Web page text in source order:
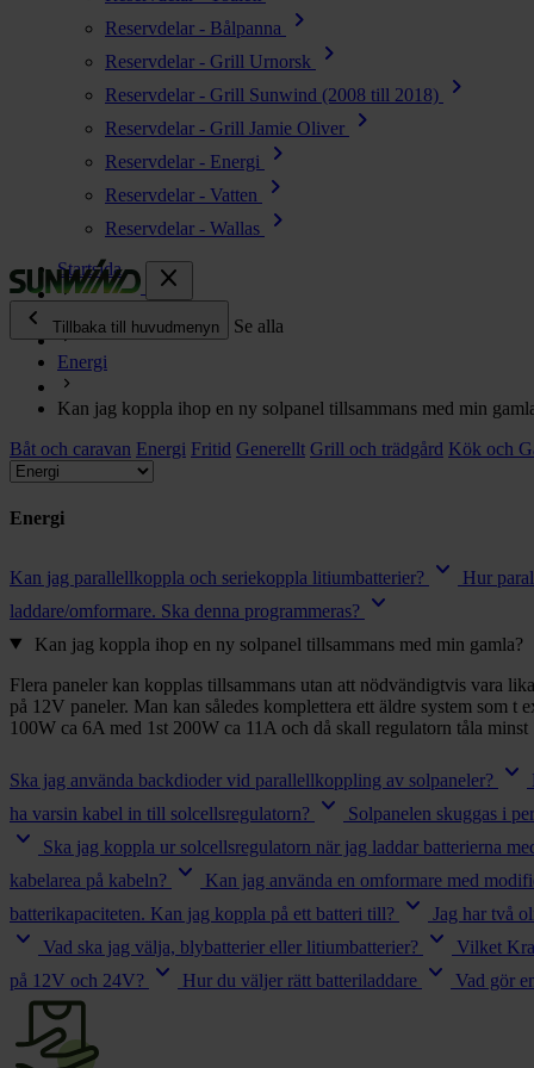
Reservdelar - Bålpanna chevron_right
Reservdelar - Grill Urnorsk chevron_right
Reservdelar - Grill Sunwind (2008 till 2018) chevron_right
Reservdelar - Grill Jamie Oliver chevron_right
Reservdelar - Energi chevron_right
Reservdelar - Vatten chevron_right
Reservdelar - Wallas
chevron_right
close
chevron_left
Tillbaka till huvudmenyn Se alla
Energi
chevron_right
Värme chevron_right
Grill & Fritid chevron_right
Lacanche
Reservdelar chevron_right
Startsida
Energi
Kan jag koppla ihop en ny solpanel tillsammans med min
Båt och caravan Energi Fritid Generellt Grill och trädgård Kök och
Energi
Kan jag parallellkoppla och seriekoppla litiumbatterier? keyboard_arrow_down Hur
laddare/omformare. Ska denna programmeras? keyboard_arrow_down
Kan jag koppla ihop en ny solpanel tillsammans med min gamla?
Flera paneler kan kopplas tillsammans utan att nödvändigtvis vara
på 12V paneler. Man kan således komplettera ett äldre system som
100W ca 6A med 1st 200W ca 11A och då skall regulatorn tåla minst
Ska jag använda backdioder vid parallellkoppling av solpaneler? keyboard_arrow_down
ha varsin kabel in till solcellsregulatorn? keyboard_arrow_down Solpanelen skuggas i
keyboard_arrow_down Ska jag koppla ur solcellsregulatorn när jag laddar batterierna
kabelarea på kabeln? keyboard_arrow_down Kan jag använda en omformare med
batterikapaciteten. Kan jag koppla på ett batteri till? keyboard_arrow_down Jag har två
keyboard_arrow_down Vad ska jag välja, blybatterier eller litiumbatterier? keyboard_arrow_down Vilket
på 12V och 24V? keyboard_arrow_down Hur du väljer rätt batteriladdare keyboard_arrow_down Vad gör